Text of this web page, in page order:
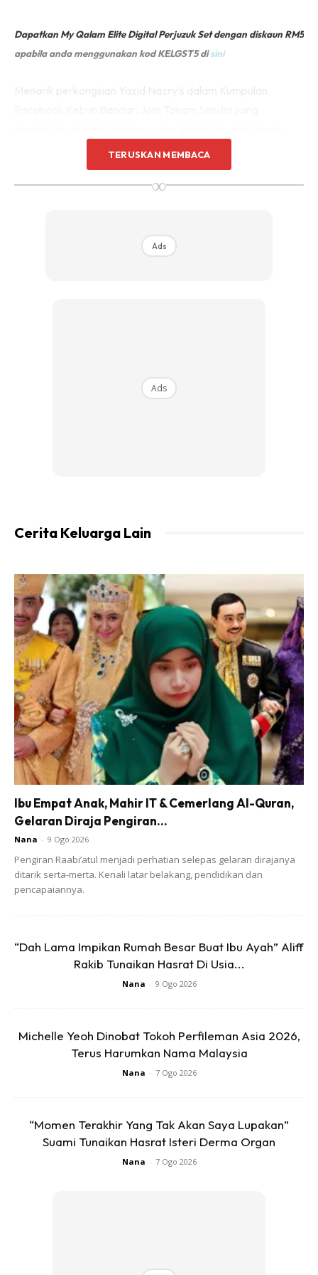
Dapatkan My Qalam Elite Digital Perjuzuk Set dengan diskaun RM5
apabila anda menggunakan kod KELGST5 disini
Kelihatan tanaman Golden Melon di tanam di halaman
kelihatan bersih. Sedap mata memandang.
“Berkebun dalam kawasan rumah. Alhamdulillah
dengan izin Allah.”
“Golden Melon
Menanam dengan kaedah HDP “High Density Planting
Ads
TERUSKAN MEMBACA
∞
Ads
Ads
Cerita Keluarga Lain
Ibu Empat Anak, Mahir IT & Cemerlang Al-Quran,
Gelaran Diraja Pengiran...
Nana - 9 Ogo 2026
Pengiran Raabi’atul menjadi perhatian selepas gelaran dirajanya
ditarik serta-merta. Kenali latar belakang, pendidikan dan
pencapaiannya.
“Dah Lama Impikan Rumah Besar Buat Ibu Ayah” Aliff
Rakib Tunaikan Hasrat Di Usia...
Nana - 9 Ogo 2026
Michelle Yeoh Dinobat Tokoh Perfileman Asia 2026,
Terus Harumkan Nama Malaysia
Nana - 7 Ogo 2026
“Momen Terakhir Yang Tak Akan Saya Lupakan”
Suami Tunaikan Hasrat Isteri Derma Organ
Nana - 7 Ogo 2026